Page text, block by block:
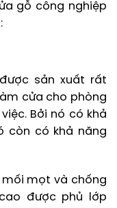
gỗ công nghiệp
sản xuất rất
cửa cho phòng
Bởi nó có khả
còn có khả năng
mọt và chống
được phủ lớp